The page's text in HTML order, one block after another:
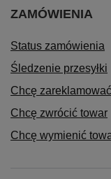
ZAMÓWIENIA
Status zamówienia
Śledzenie przesyłki
Chcę
Chcę zwrócić towar
Chcę wymienić